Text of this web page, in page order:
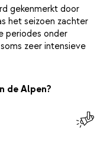
gekenmerkt door
het seizoen zachter
periodes onder
zeer intensieve
de Alpen?